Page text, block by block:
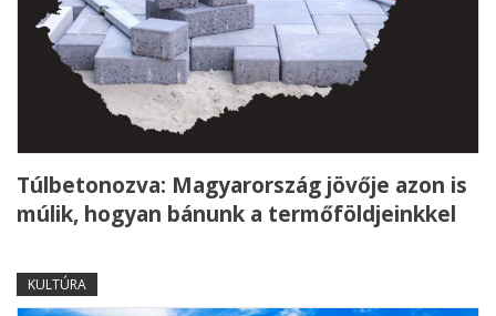
Túlbetonozva: Magyarország jövője azon is
múlik, hogyan bánunk a termőföldjeinkkel
KULTÚRA